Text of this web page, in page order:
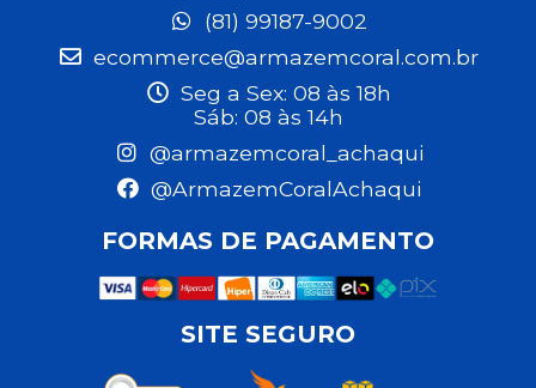
(81) 99187-9002
ecommerce@armazemcoral.com.br
Seg a Sex: 08 às 18h
Sáb: 08 às 14h
@armazemcoral_achaqui
@ArmazemCoralAchaqui
FORMAS DE PAGAMENTO
SITE SEGURO